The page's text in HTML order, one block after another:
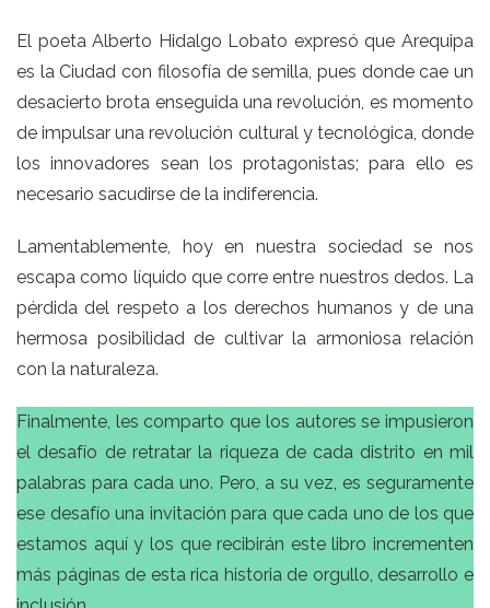
El poeta Alberto Hidalgo Lobato expresó que Arequipa
es la Ciudad con filosofía de semilla, pues donde cae un
desacierto brota enseguida una revolución, es momento
de impulsar una revolución cultural y tecnológica, donde
los innovadores sean los protagonistas; para ello es
necesario sacudirse de la indiferencia.
Lamentablemente, hoy en nuestra sociedad se nos
escapa como líquido que corre entre nuestros dedos. La
pérdida del respeto a los derechos humanos y de una
hermosa posibilidad de cultivar la armoniosa relación
con la naturaleza.
Finalmente, les comparto que los autores se impusieron
el desafío de retratar la riqueza de cada distrito en mil
palabras para cada uno. Pero, a su vez, es seguramente
ese desafío una invitación para que cada uno de los que
estamos aquí y los que recibirán este libro incrementen
más páginas de esta rica historia de orgullo, desarrollo e